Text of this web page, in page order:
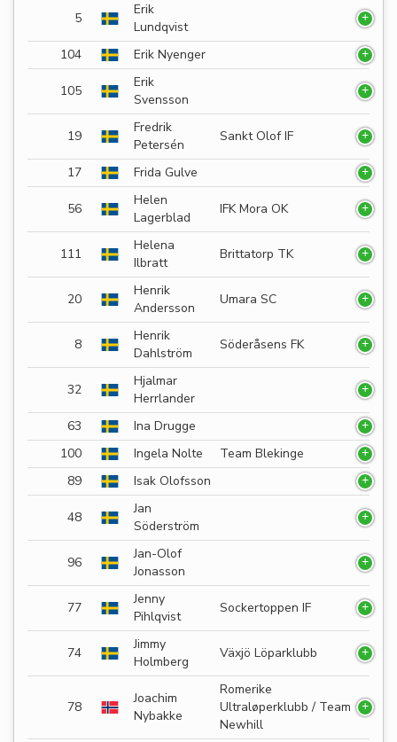
5
Erik
Lundqvist
104
Erik Nyenger
105
Erik
Svensson
19
Fredrik
Petersén
Sankt Olof IF
17 Frida Gulve
56
Helen
Lagerblad
IFK Mora OK
111
Helena
Ilbratt
Brittatorp TK
20
Henrik
Andersson
Umara SC
8
Henrik
Dahlström
Söderåsens FK
32
Hjalmar
Herrlander
63
Ina Drugge
100
Ingela Nolte
Team Blekinge
89
Isak Olofsson
48
Jan
Söderström
96
Jan-Olof
Jonasson
77
Jenny
Pihlqvist
Sockertoppen IF
74
Jimmy
Holmberg
Växjö Löparklubb
78
Joachim
Nybakke
Romerike
Ultraløperklubb / Team
Newhill